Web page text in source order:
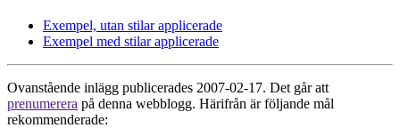
Exempel, utan stilar applicerade
Exempel med stilar applicerade
Ovanstående inlägg publicerades 2007-02-17. Det går att
prenumerera på denna webblogg. Härifrån är följande mål
rekommenderade: